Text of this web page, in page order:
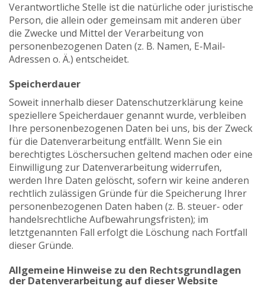
Verantwortliche Stelle ist die natürliche oder juristische
Person, die allein oder gemeinsam mit anderen über
die Zwecke und Mittel der Verarbeitung von
personenbezogenen Daten (z. B. Namen, E-Mail-
Adressen o. Ä.) entscheidet.
Speicherdauer
Soweit innerhalb dieser Datenschutzerklärung keine
speziellere Speicherdauer genannt wurde, verbleiben
Ihre personenbezogenen Daten bei uns, bis der Zweck
für die Datenverarbeitung entfällt. Wenn Sie ein
berechtigtes Löschersuchen geltend machen oder eine
Einwilligung zur Datenverarbeitung widerrufen,
werden Ihre Daten gelöscht, sofern wir keine anderen
rechtlich zulässigen Gründe für die Speicherung Ihrer
personenbezogenen Daten haben (z. B. steuer- oder
handelsrechtliche Aufbewahrungsfristen); im
letztgenannten Fall erfolgt die Löschung nach Fortfall
dieser Gründe.
Allgemeine Hinweise zu den Rechtsgrundlagen
der Datenverarbeitung auf dieser Website